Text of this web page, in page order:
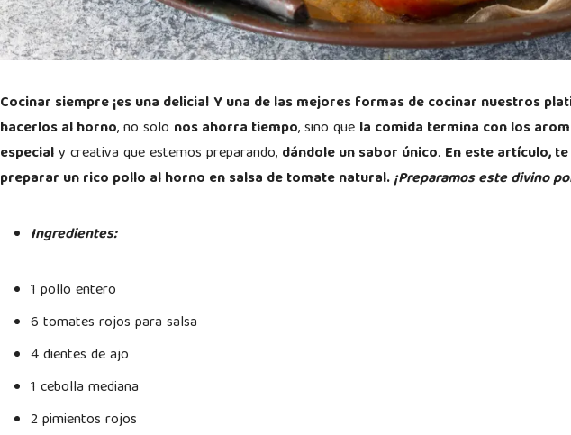
Cocinar siempre ¡es una delicia!Y una de las mejores formas de cocinar nuestros
hacerlos al horno, no solo nos ahorra tiempo, sino que la comida termina con los
especialy creativa que estemos preparando, dándole un sabor único. En este artículo,
preparar un rico pollo al horno en salsa de tomate natural.¡Preparamos este divino
Ingredientes:
1 pollo entero
6 tomates rojos para salsa
4 dientes de ajo
1 cebolla mediana
2 pimientos rojos